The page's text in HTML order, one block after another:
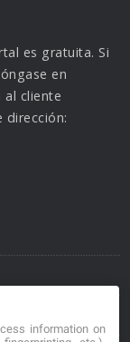
es gratuita. Si
en
al cliente
dirección:
information on